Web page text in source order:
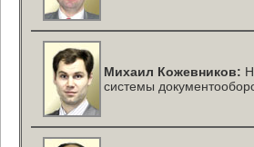
Михаил Кожевников:
системы